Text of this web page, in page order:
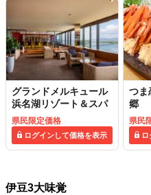
グランドメルキュール
浜名湖リゾート＆スパ
県民限定価格
ログインして価格を表示
つ
郷
県民
伊豆3大味覚